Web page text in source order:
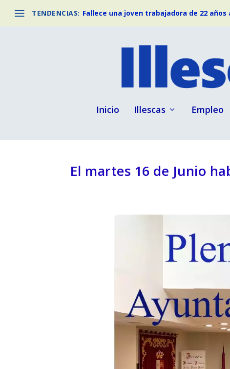
TENDENCIAS: Fallece una joven trabajadora de 22 años
Inicio Illescas Empleo
El martes 16 de Junio